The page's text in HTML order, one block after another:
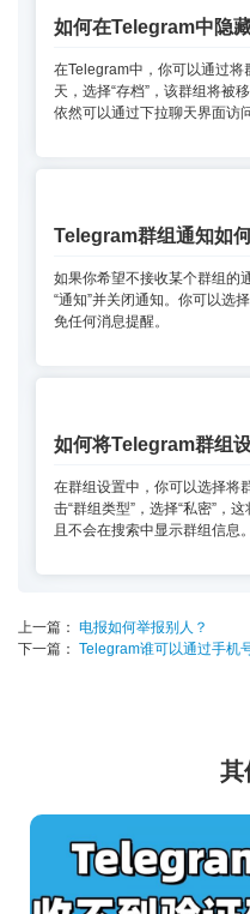
如何在Telegram中隐
在Telegram中，你可以通过
天，选择“存档”，该群组将被
依然可以通过下拉聊天界面访
Telegram群组通知如
如果你希望不接收某个群组的
“通知”并关闭通知。你可以选
免任何消息提醒。
如何将Telegram群组
在群组设置中，你可以选择将
击“群组类型”，选择“私密”，
且不会在搜索中显示群组信息。
上一篇： 电报如何举报别人？
下一篇： Telegram谁可以通过手机
其